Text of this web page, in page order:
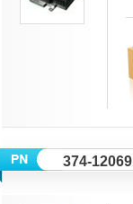
374-12069